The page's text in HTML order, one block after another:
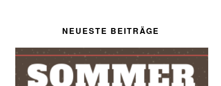
NEUESTE BEITRÄGE